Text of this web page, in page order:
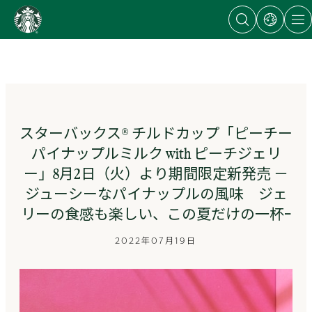
content
Go
ク
Open
search
dialog
Open
dialog
with
links
Open
site
スターバックス® チルドカップ「ピーチー
パイナップルミルク with ピーチジェリ
ー」8月2日（火）より期間限定新発売 －
ジューシーなパイナップルの風味 ジェ
リーの食感も楽しい、この夏だけの一杯ｰ
2022年07月19日